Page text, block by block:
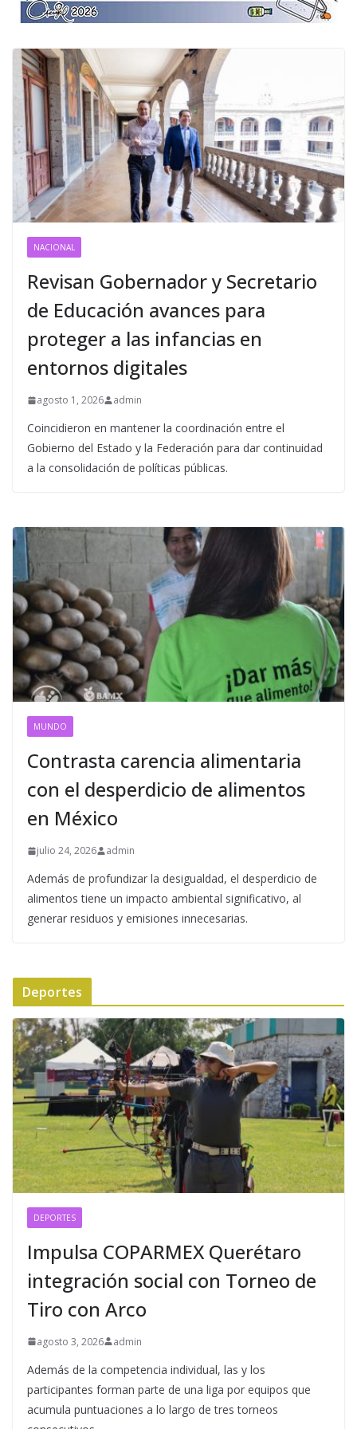
NACIONAL
Revisan Gobernador y Secretario
de Educación avances para
proteger a las infancias en
entornos digitales
agosto 1, 2026 admin
Coincidieron en mantener la coordinación entre el
Gobierno del Estado y la Federación para dar continuidad
a la consolidación de políticas públicas.
MUNDO
Contrasta carencia alimentaria
con el desperdicio de alimentos
en México
julio 24, 2026 admin
Además de profundizar la desigualdad, el desperdicio de
alimentos tiene un impacto ambiental significativo, al
generar residuos y emisiones innecesarias.
Deportes
DEPORTES
Impulsa COPARMEX Querétaro
integración social con Torneo de
Tiro con Arco
agosto 3, 2026 admin
Además de la competencia individual, las y los
participantes forman parte de una liga por equipos que
acumula puntuaciones a lo largo de tres torneos